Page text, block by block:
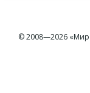
© 2008—2026